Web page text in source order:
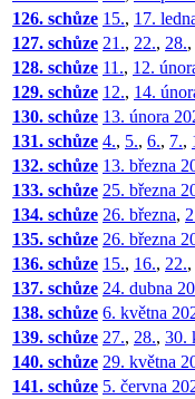
126. schůze 15., 17.
127. schůze 21., 22., 28.,
128. schůze 11., 12.
129. schůze 12., 14.
130. schůze 13. února
131. schůze 4., 5., 6., 7.,
132. schůze 13. března
133. schůze 25. března
134. schůze 26. března,
135. schůze 26. března
136. schůze 15., 16., 22.,
137. schůze 24. dubna
138. schůze 6. května
139. schůze 27., 28., 30.
140. schůze 29. května
141. schůze 5. června